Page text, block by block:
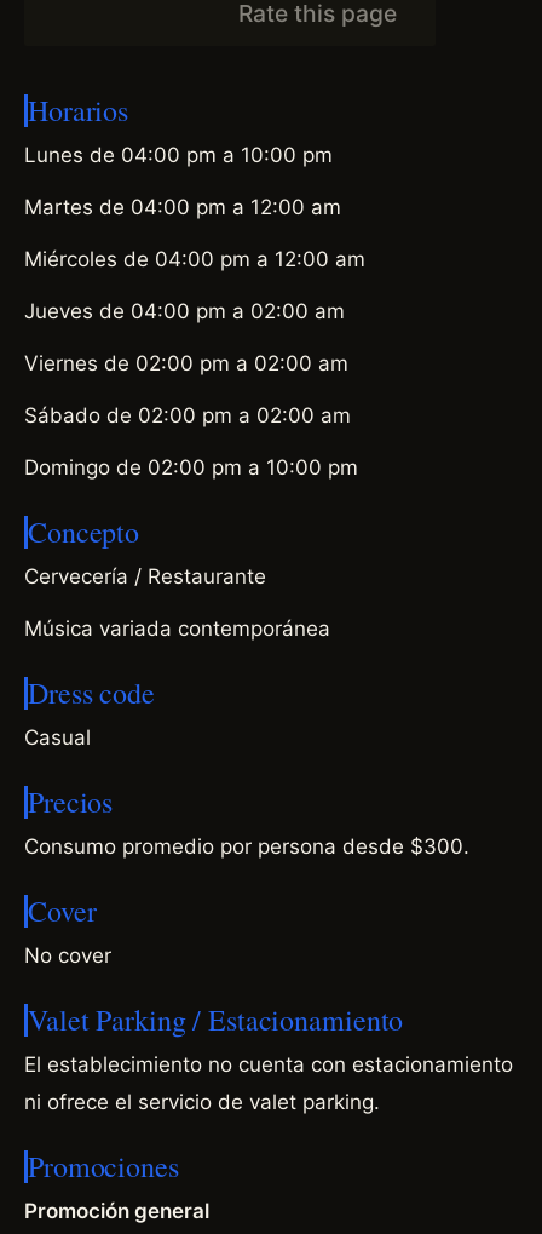
Rate this page
Horarios
Lunes de 04:00 pm a 10:00 pm
Martes de 04:00 pm a 12:00 am
Miércoles de 04:00 pm a 12:00 am
Jueves de 04:00 pm a 02:00 am
Viernes de 02:00 pm a 02:00 am
Sábado de 02:00 pm a 02:00 am
Domingo de 02:00 pm a 10:00 pm
Concepto
Cervecería / Restaurante
Música variada contemporánea
Dress code
Casual
Precios
Consumo promedio por persona desde $300.
Cover
No cover
Valet Parking / Estacionamiento
El establecimiento no cuenta con estacionamiento
ni ofrece el servicio de valet parking.
Promociones
Promoción general